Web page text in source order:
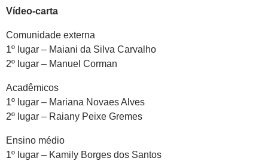
Vídeo-carta
Comunidade externa
1º lugar – Maiani da Silva Carvalho
2º lugar – Manuel Corman
Acadêmicos
1º lugar – Mariana Novaes Alves
2º lugar – Raiany Peixe Gremes
Ensino médio
1º lugar – Kamily Borges dos Santos